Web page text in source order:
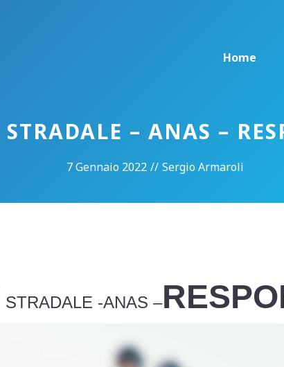
Home
– ANAS –
7 Gennaio 2022 // Sergio Armaroli
STRADALE -ANAS –